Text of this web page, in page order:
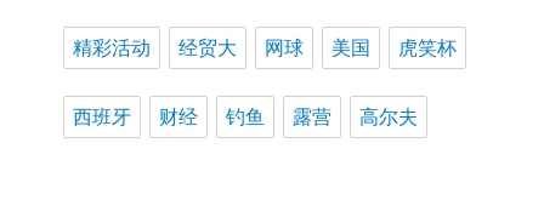
精彩活动 经贸大 网球 美国 虎笑杯
西班牙 财经 钓鱼 露营 高尔夫